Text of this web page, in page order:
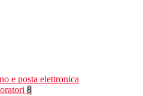
e posta elettronica
8